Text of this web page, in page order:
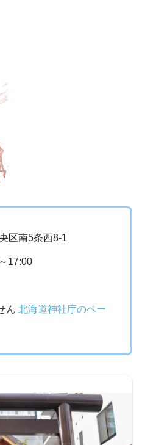
区南5条西8-1
17:00
ん北海道神社庁のペー